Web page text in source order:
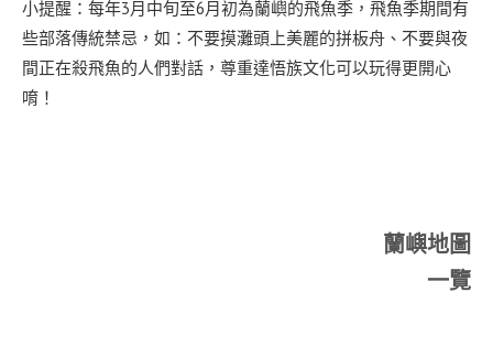
小提醒：每年3月中旬至6月初為蘭嶼的飛魚季，飛魚季期間有
些部落傳統禁忌，如：不要摸灘頭上美麗的拼板舟、不要與夜
間正在殺飛魚的人們對話，尊重達悟族文化可以玩得更開心
唷！
蘭嶼地圖
一覽